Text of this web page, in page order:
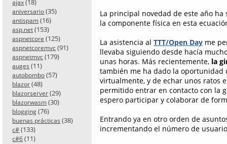
ajax (18)
aniversario (35)
antispam (16)
asp.net (153)
aspnetcore (125)
aspnetcoremvc (91)
aspnetmvc (179)
auges (11)
autobombo (57)
blazor (48)
blazorserver (29)
blazorwasm (30)
blogging (76)
buenas prácticas (38)
c# (133)
c#6 (11)
La principal novedad de este año
la componente física en esta
La asistencia al TTT/Open Day me
llevaba siguiendo desde hacía
unas horas. Más recientemente, la
también me ha dado la oportunidad
virtualmente, y de echar unos ratos
permitido entrar en contacto con la
espero participar y colaborar de
Entrando ya en otro orden de
incrementando el número de